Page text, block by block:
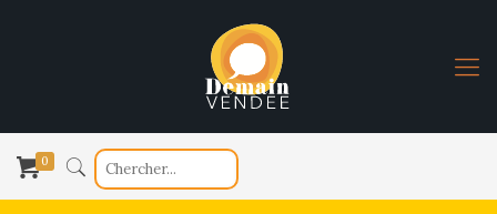
0